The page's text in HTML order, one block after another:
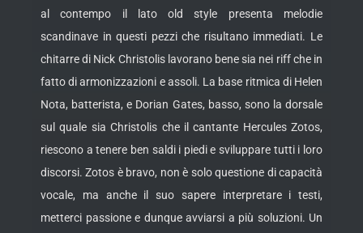
al contempo il lato old style presenta melodie
scandinave in questi pezzi che risultano immediati. Le
chitarre di Nick Christolis lavorano bene sia nei riff che in
fatto di armonizzazioni e assoli. La base ritmica di Helen
Nota, batterista, e Dorian Gates, basso, sono la dorsale
sul quale sia Christolis che il cantante Hercules Zotos,
riescono a tenere ben saldi i piedi e sviluppare tutti i loro
discorsi. Zotos è bravo, non è solo questione di capacità
vocale, ma anche il suo sapere interpretare i testi,
metterci passione e dunque avviarsi a più soluzioni. Un